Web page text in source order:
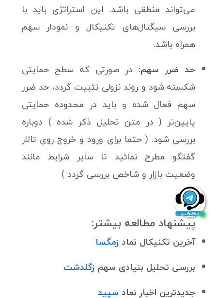
می‌تواند منطقی باشد. این استراتژی باید با
بررسی سیگنال‌های تکنیکال و نمودار سهم
همراه باشد.
حد ضرر سهم: در صورتی که سطح حمایتی
شکسته شود و روند نزولی تثبیت گردد، حد ضرر
سهم فعال شده و باید در محدوده حمایتی
پایین‌تر ( در متن تحلیل ذکر شده ) دوباره
بررسی شود. ( حتما برای ورود و خروج روی تالار
گفتگو مطرح نمائید تا سایر شرایط مانند
وضعیت بازار و شاخص بررسی گردد )
پیشنهاد مطالعه بیشتر:
آخرین تکنیکال نماد زمگسا
بررسی تحلیل بنیادی سهم زگلدشت
جدیدترین اخبار نماد سپید